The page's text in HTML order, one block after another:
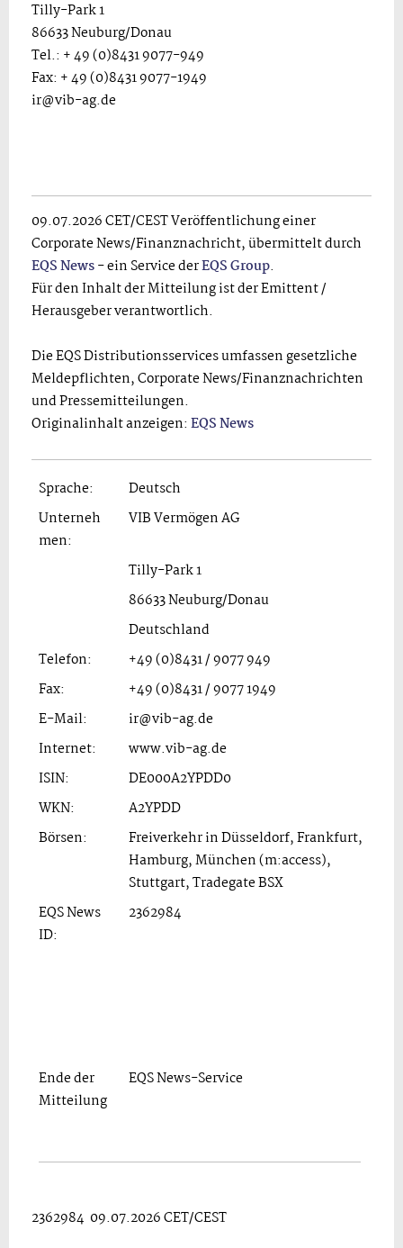
Tilly-Park 1
86633 Neuburg/Donau
Tel.: + 49 (0)8431 9077-949
Fax: + 49 (0)8431 9077-1949
ir@vib-ag.de
09.07.2026 CET/CEST Veröffentlichung einer
Corporate News/Finanznachricht, übermittelt durch
EQS News- ein Service derEQS Group.
Für den Inhalt der Mitteilung ist der Emittent /
Herausgeber verantwortlich.
Die EQS Distributionsservices umfassen gesetzliche
Meldepflichten, Corporate News/Finanznachrichten
und Pressemitteilungen.
Originalinhalt anzeigen: EQS News
Sprache:
Deutsch
Unterneh
men:
VIB Vermögen AG
Tilly-Park 1
86633 Neuburg/Donau
Deutschland
Telefon:
+49 (0)8431 / 9077 949
Fax:
+49 (0)8431 / 9077 1949
E-Mail:
ir@vib-ag.de
Internet:
www.vib-ag.de
ISIN:
DE000A2YPDD0
WKN:
A2YPDD
Börsen:
Freiverkehr in Düsseldorf, Frankfurt,
Hamburg, München (m:access),
Stuttgart, Tradegate BSX
EQS News
ID:
2362984
Ende der
Mitteilung
EQS News-Service
2362984 09.07.2026 CET/CEST